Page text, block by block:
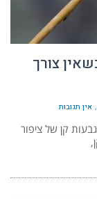
צורך
אין תגובות
קן של ציפור